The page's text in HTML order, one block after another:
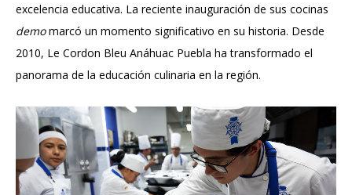
excelencia educativa. La reciente inauguración de sus cocinas
demomarcó un momento significativo en su historia. Desde
2010, Le Cordon Bleu Anáhuac Puebla ha transformado el
panorama de la educación culinaria en la región.